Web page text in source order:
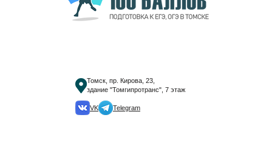
Томск, пр. Кирова, 23,
здание "Томгипротранс", 7 этаж
VK Telegram